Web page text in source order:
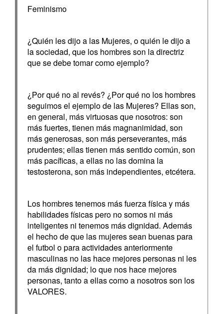
Feminismo
¿Quién les dijo a las Mujeres, o quién le dijo a
la sociedad, que los hombres son la directriz
que se debe tomar como ejemplo?
¿Por qué no al revés? ¿Por qué no los hombres
seguimos el ejemplo de las Mujeres? Ellas son,
en general, más virtuosas que nosotros: son
más fuertes, tienen más magnanimidad, son
más generosas, son más perseverantes, más
prudentes; ellas tienen más sentido común, son
más pacíficas, a ellas no las domina la
testosterona, son más independientes, etcétera.
Los hombres tenemos más fuerza física y más
habilidades físicas pero no somos ni más
inteligentes ni tenemos más dignidad. Además
el hecho de que las mujeres sean buenas para
el futbol o para actividades anteriormente
masculinas no las hace mejores personas ni les
da más dignidad; lo que nos hace mejores
personas, tanto a ellas como a nosotros son los
VALORES.